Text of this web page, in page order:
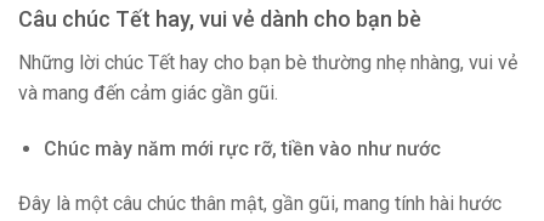
Câu chúc Tết hay, vui vẻ dành cho bạn bè
Những lời chúc Tết hay cho bạn bè thường nhẹ nhàng, vui vẻ
và mang đến cảm giác gần gũi.
Chúc mày năm mới rực rỡ, tiền vào như nước
Đây là một câu chúc thân mật, gần gũi, mang tính hài hước